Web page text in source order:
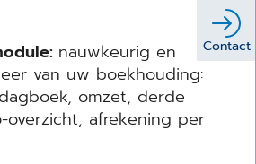
Contact
nauwkeurig en
van uw boekhouding:
omzet, derde
overzicht, afrekening per